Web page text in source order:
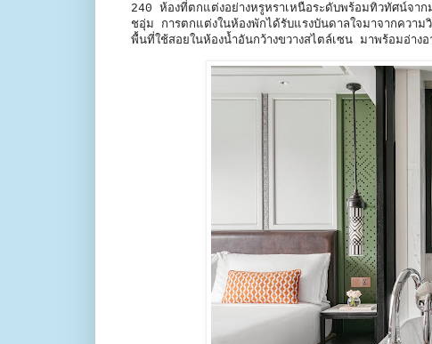
240 ห้องที่ตกแต่งอย่างหรูหราเหนือระดับพร้อมทิวทัศน์จา
ชอุ่ม การตกแต่งในห้องพักได้รับแรงบันดาลใจมาจากความ
พื้นที่ใช้สอยในห้องน้ำอันกว้างขวางสไตล์เซน มาพร้อมอ่าง